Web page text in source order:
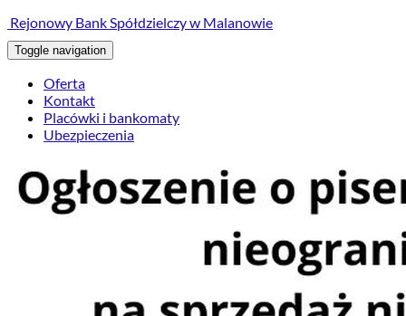
Rejonowy Bank Spółdzielczy w Malanowie
Toggle navigation
Oferta
Kontakt
Placówki i bankomaty
Ubezpieczenia